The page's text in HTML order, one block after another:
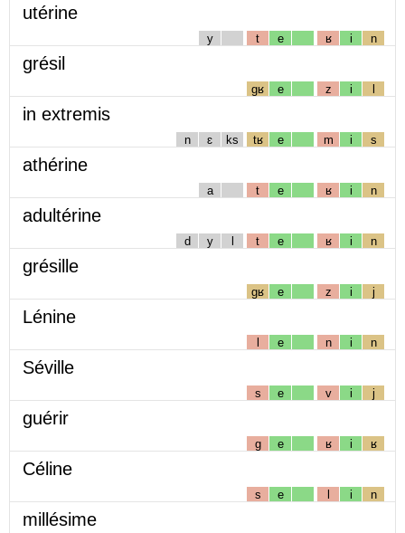
utérine
y t e ʁ i n
grésil
gʁ e z i l
in extremis
n ɛ ks tʁ e m i s
athérine
a t e ʁ i n
adultérine
d y l t e ʁ i n
grésille
gʁ e z i j
Lénine
l e n i n
Séville
s e v i j
guérir
g e ʁ i ʁ
Céline
s e l i n
millésime